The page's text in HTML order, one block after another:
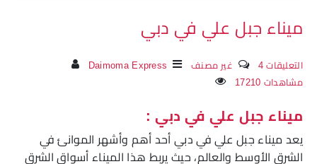
ميناء جبل علي في دبي
Daimoma Express غير مصنف
4 التعليقات
17210 مشاهدات
ميناء جبل علي في دبي :
يعد ميناء جبل علي في دبي أحد أهم وأشهر الموانئ في
الشرق الأوسط والعالم، حيث يربط هذا الميناء أسواق الشرق